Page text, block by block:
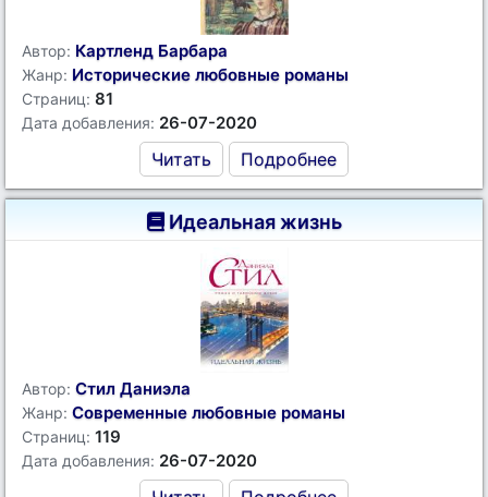
Автор: Картленд Барбара
Жанр: Исторические любовные романы
Страниц: 81
Дата добавления: 26-07-2020
Читать Подробнее
Идеальная жизнь
Автор: Стил Даниэла
Жанр: Современные любовные романы
Страниц: 119
Дата добавления: 26-07-2020